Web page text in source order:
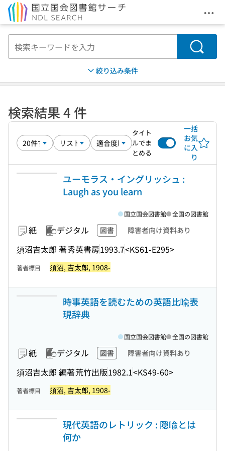
メ
検索
絞り込み条件
検索結果 4 件
タイト
ルでま
とめる
一括
お気
に入
り
ユーモラス・イングリッシュ :
Laugh as you learn
紙 デジタル 図書 障害者向け資料あり
須沼吉太郎 著秀英書房1993.7<KS61-E295>
国立国会図書館 全国の図書館
著者標目 須沼, 吉太郎, 1908-
時事英語を読むための英語比喩表
現辞典
紙 デジタル 図書 障害者向け資料あり
須沼吉太郎 編著荒竹出版1982.1<KS49-60>
国立国会図書館 全国の図書館
著者標目 須沼, 吉太郎, 1908-
現代英語のレトリック : 隠喩とは
何か